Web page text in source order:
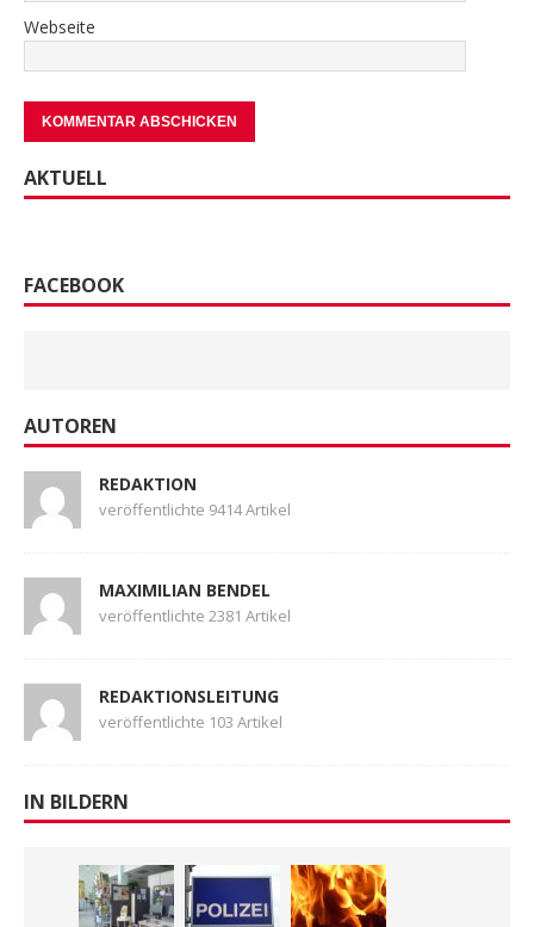
Webseite
AKTUELL
FACEBOOK
AUTOREN
REDAKTION
veröffentlichte 9414 Artikel
MAXIMILIAN BENDEL
veröffentlichte 2381 Artikel
REDAKTIONSLEITUNG
veröffentlichte 103 Artikel
IN BILDERN